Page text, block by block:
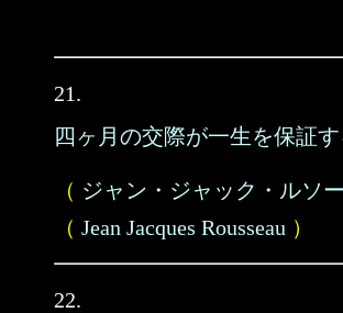
21.
四ヶ月の交際が一生を保証
（ ジャン・ジャック・ルソー
（ Jean Jacques Rousseau ）
22.